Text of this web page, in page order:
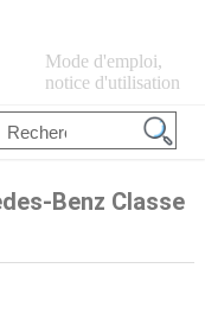
Mode d'emploi,
notice d'utilisation
Benz Classe